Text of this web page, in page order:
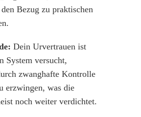
Bezug zu praktischen
Dein Urvertrauen ist
System versucht,
zwanghafte Kontrolle
erzwingen, was die
noch weiter verdichtet.